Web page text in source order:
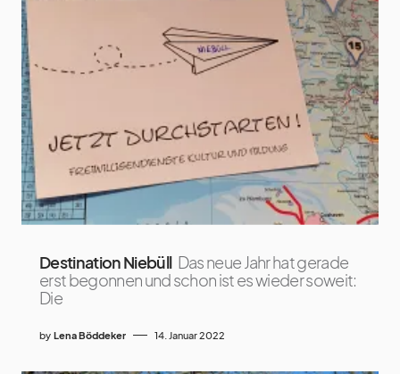
Destination Niebüll Das neue Jahr hat gerade
erst begonnen und schon ist es wieder soweit:
Die
by Lena Böddeker 14. Januar 2022